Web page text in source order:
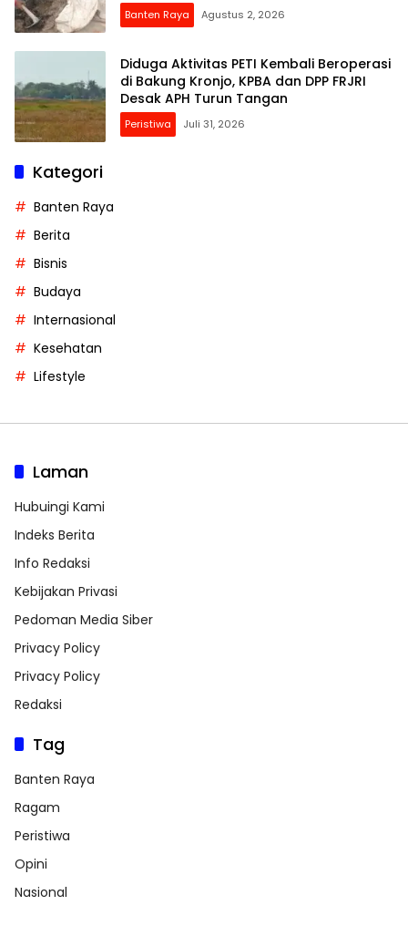
Banten Raya Agustus 2, 2026
Diduga Aktivitas PETI Kembali Beroperasi
di Bakung Kronjo, KPBA dan DPP FRJRI
Desak APH Turun Tangan
Peristiwa Juli 31, 2026
Kategori
Banten Raya
Berita
Bisnis
Budaya
Internasional
Kesehatan
Lifestyle
Laman
Hubuingi Kami
Indeks Berita
Info Redaksi
Kebijakan Privasi
Pedoman Media Siber
Privacy Policy
Privacy Policy
Redaksi
Tag
Banten Raya
Ragam
Peristiwa
Opini
Nasional